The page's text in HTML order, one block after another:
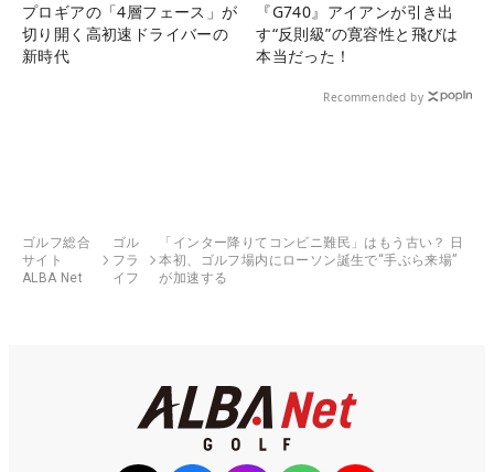
プロギアの「4層フェース」が
切り開く高初速ドライバーの
新時代
『G740』アイアンが引き出
す“反則級”の寛容性と飛びは
本当だった！
Recommended by
ゴルフ総合
サイト
ALBA Net
ゴル
フラ
イフ
「インター降りてコンビニ難民」はもう古い？ 日
本初、ゴルフ場内にローソン誕生で“手ぶら来場”
が加速する